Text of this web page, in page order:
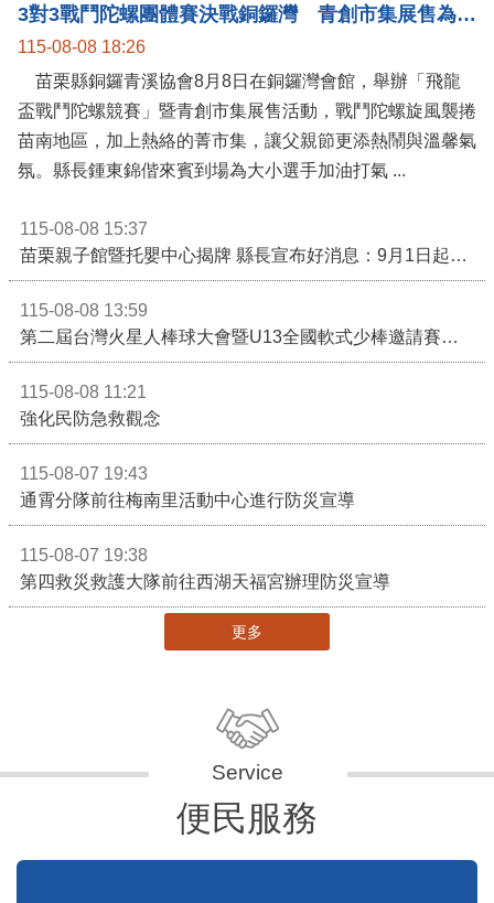
3對3戰鬥陀螺團體賽決戰銅鑼灣 青創市集展售為父親節增添繽紛
115-08-08 18:26
苗栗縣銅鑼青溪協會8月8日在銅鑼灣會館，舉辦「飛龍
盃戰鬥陀螺競賽」暨青創市集展售活動，戰鬥陀螺旋風襲捲
苗南地區，加上熱絡的菁市集，讓父親節更添熱鬧與溫馨氣
氛。縣長鍾東錦偕來賓到場為大小選手加油打氣 ...
115-08-08 15:37
苗栗親子館暨托嬰中心揭牌 縣長宣布好消息：9月1日起調降臨時托嬰費用
115-08-08 13:59
第二屆台灣火星人棒球大會暨U13全國軟式少棒邀請賽在苗栗舉辦
115-08-08 11:21
強化民防急救觀念
115-08-07 19:43
通霄分隊前往梅南里活動中心進行防災宣導
115-08-07 19:38
第四救災救護大隊前往西湖天福宮辦理防災宣導
更多
便民服務